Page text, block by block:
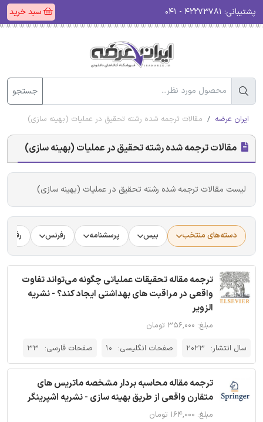
پشتیبانی: سبد خرید
جستجو
ایران عرضه مقالات ترجمه شده رشته تحقیق در عملیات (بهینه سازی)
مقالات ترجمه شده رشته تحقیق در عملیات (بهینه سازی)
لیست مقالات ترجمه شده رشته تحقیق در عملیات (بهینه سازی)
دسته‌های منتخب بیس پرسشنامه رفرنس
ترجمه مقاله تحقیقات عملیاتی چگونه می‌تواند تفاوت
واقعی در مراقبت های بهداشتی ایجاد کند؟ - نشریه
الزویر
مبلغ: ۳۵۶,۰۰۰ تومان
سال انتشار: 2023 صفحات انگلیسی: 10 صفحات فارسی: 33
ترجمه مقاله محاسبه بردار مشخصه ماتریس های
متقارن واقعی از طریق بهینه سازی - نشریه اشپرینگر
مبلغ: ۱۶۴,۰۰۰ تومان